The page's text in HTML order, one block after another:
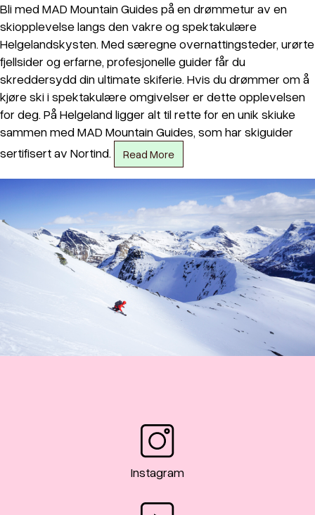
Bli med MAD Mountain Guides på en drømmetur av en
skiopplevelse langs den vakre og spektakulære
Helgelandskysten. Med særegne overnattingsteder, urørte
fjellsider og erfarne, profesjonelle guider får du
skreddersydd din ultimate skiferie. Hvis du drømmer om å
kjøre ski i spektakulære omgivelser er dette opplevelsen
for deg. På Helgeland ligger alt til rette for en unik skiuke
sammen med MAD Mountain Guides, som har skiguider
sertifisert av Nortind.
Read More
Instagram